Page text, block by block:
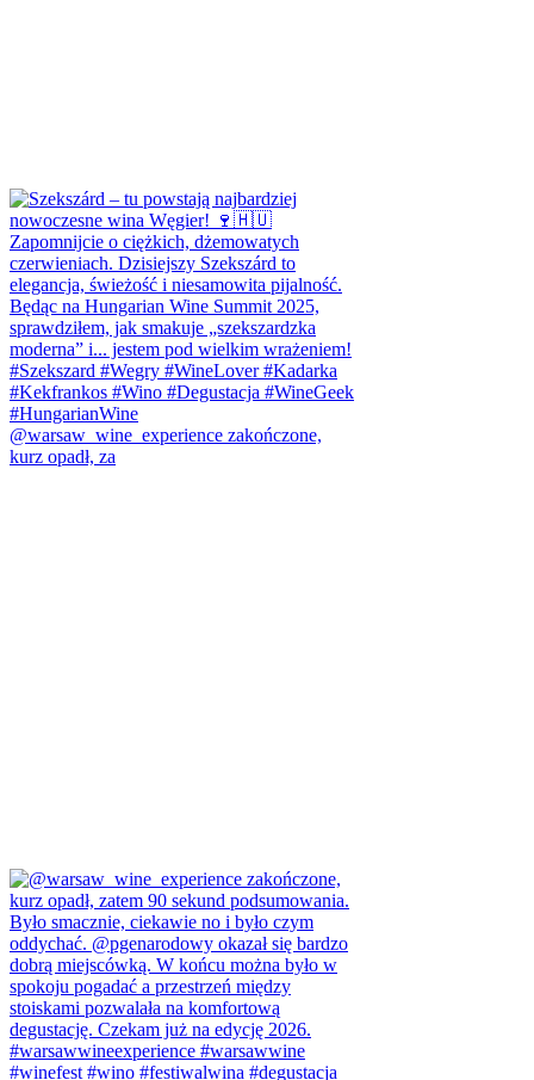
@warsaw_wine_experience zakończone,
kurz opadł, za